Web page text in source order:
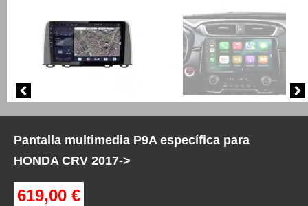
Pantalla multimedia P9A específica para
HONDA CRV 2017->
619,00 €